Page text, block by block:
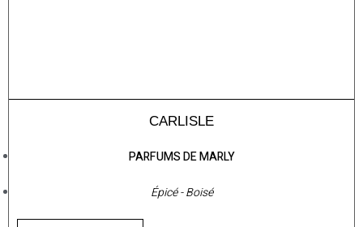
CARLISLE
PARFUMS DE MARLY
Épicé - Boisé